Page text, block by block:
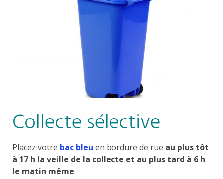
Collecte sélective
Placez votre bac bleu en bordure de rue au plus tôt
à 17 h la veille de la collecte et au plus tard à 6 h
le matin même.